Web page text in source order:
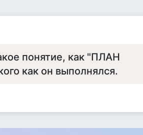
понятие, как "ПЛАН
как он выполнялся.